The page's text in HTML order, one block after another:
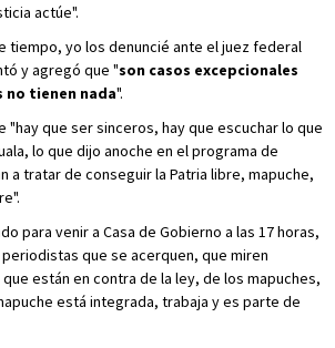
actúe".
tiempo, yo los denuncié ante el juez federal
y agregó que "son casos excepcionales
no tienen nada".
"hay que ser sinceros, hay que escuchar lo que
lo que dijo anoche en el programa de
a tratar de conseguir la Patria libre, mapuche,
para venir a Casa de Gobierno a las 17 horas,
que se acerquen, que miren
están en contra de la ley, de los mapuches,
está integrada, trabaja y es parte de